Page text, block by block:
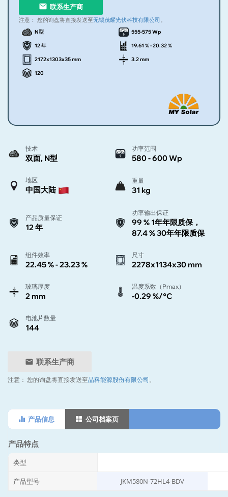
联系生产商
注意： 您的询盘将直接发送至无锡茂耀光伏科技有限公司 。
N型 555-575 Wp
12 年 19.61 % - 20.32 %
2172x1303x35 mm 3.2 mm
120
技术
双面, N型
功率范围
580 - 600 Wp
地区
中国大陆
重量
31 kg
产品质量保证
12 年
功率输出保证
99 % 1年年限质保，
87.4 % 30年年限质保
组件效率
22.45 % - 23.23 %
尺寸
2278x1134x30 mm
玻璃厚度
2 mm
温度系数（Pmax）
-0.29 %/°C
电池片数量
144
联系生产商
注意： 您的询盘将直接发送至晶科能源股份有限公司 。
产品信息 公司档案页
产品特点
类型
产品型号 JKM580N-72HL4-BDV